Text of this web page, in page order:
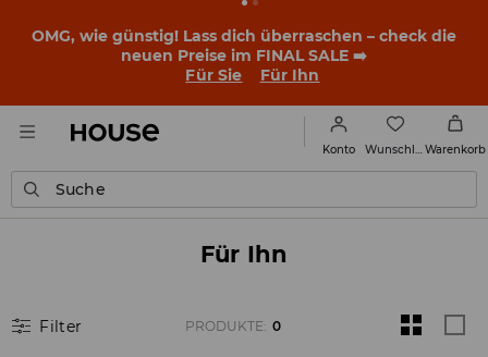
OMG, wie günstig! Lass dich überraschen – check die
neuen Preise im FINAL SALE ➡️
Für Sie
Für Ihn
Konto Warenkorb
Suche
Für Ihn
Filter PRODUKTE: 0